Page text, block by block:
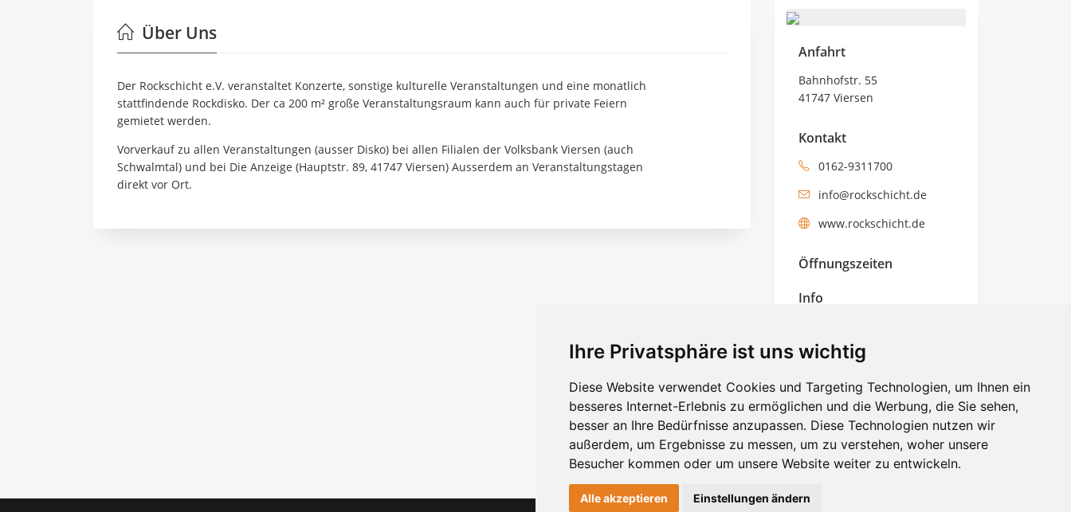
Ihre Privatsphäre ist uns wichtig
Diese Website verwendet Cookies und Targeting Technologien, um Ihnen ein
besseres Internet-Erlebnis zu ermöglichen und die Werbung, die Sie sehen,
besser an Ihre Bedürfnisse anzupassen. Diese Technologien nutzen wir
außerdem, um Ergebnisse zu messen, um zu verstehen, woher unsere
Besucher kommen oder um unsere Website weiter zu entwickeln.
Alle akzeptieren Einstellungen ändern
Über Uns
Der Rockschicht e.V. veranstaltet Konzerte, sonstige kulturelle Veranstaltungen und eine monatlich
stattfindende Rockdisko. Der ca 200 m² große Veranstaltungsraum kann auch für private Feiern
gemietet werden.
Vorverkauf zu allen Veranstaltungen (ausser Disko) bei allen Filialen der Volksbank Viersen (auch
Schwalmtal) und bei Die Anzeige (Hauptstr. 89, 41747 Viersen) Ausserdem an Veranstaltungstagen
direkt vor Ort.
Anfahrt
Bahnhofstr. 55
41747 Viersen
Kontakt
0162-9311700
info@rockschicht.de
www.rockschicht.de
Öffnungszeiten
Info
Veranstaltung
ID: 54